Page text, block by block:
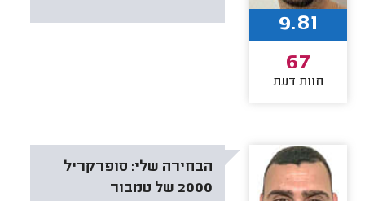
9.81
67
חוות דעת
הבחירה שלי: סופרקריל
2000 של טמבור